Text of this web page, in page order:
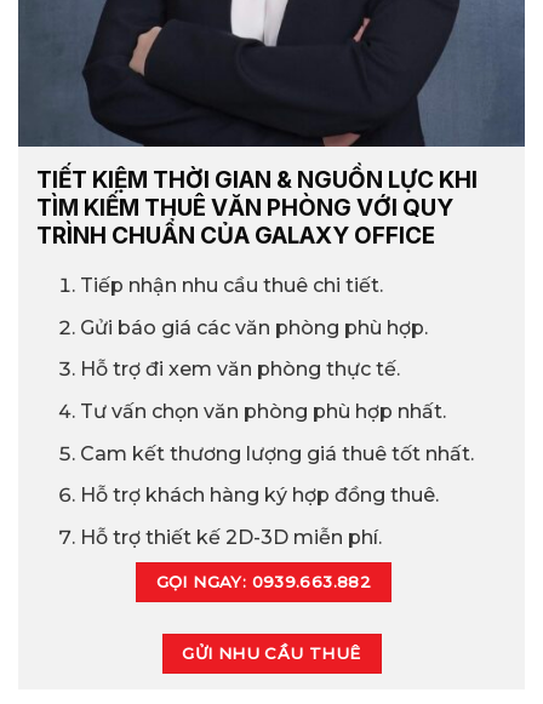
TIẾT KIỆM THỜI GIAN & NGUỒN LỰC KHI
TÌM KIẾM THUÊ VĂN PHÒNG VỚI QUY
TRÌNH CHUẨN CỦA GALAXY OFFICE
Tiếp nhận nhu cầu thuê chi tiết.
Gửi báo giá các văn phòng phù hợp.
Hỗ trợ đi xem văn phòng thực tế.
Tư vấn chọn văn phòng phù hợp nhất.
Cam kết thương lượng giá thuê tốt nhất.
Hỗ trợ khách hàng ký hợp đồng thuê.
Hỗ trợ thiết kế 2D-3D miễn phí.
GỌI NGAY: 0939.663.882
GỬI NHU CẦU THUÊ